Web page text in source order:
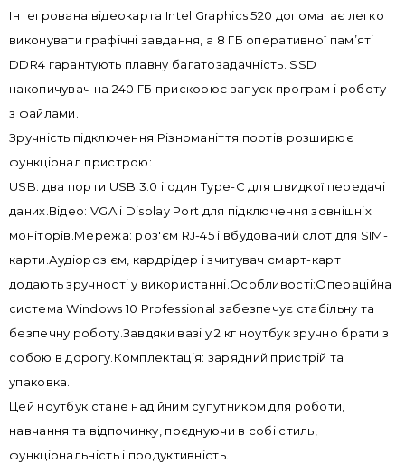
Інтегрована відеокарта Intel Graphics 520 допомагає легко
виконувати графічні завдання, а 8 ГБ оперативної пам’яті
DDR4 гарантують плавну багатозадачність. SSD
накопичувач на 240 ГБ прискорює запуск програм і роботу
з файлами.
Зручність підключення:Різноманіття портів розширює
функціонал пристрою:
USB: два порти USB 3.0 і один Type-C для швидкої передачі
даних.Відео: VGA і Display Port для підключення зовнішніх
моніторів.Мережа: роз'єм RJ-45 і вбудований слот для SIM-
карти.Аудіороз'єм, кардрідер і зчитувач смарт-карт
додають зручності у використанні.Особливості:Операційна
система Windows 10 Professional забезпечує стабільну та
безпечну роботу.Завдяки вазі у 2 кг ноутбук зручно брати з
собою в дорогу.Комплектація: зарядний пристрій та
упаковка.
Цей ноутбук стане надійним супутником для роботи,
навчання та відпочинку, поєднуючи в собі стиль,
функціональність і продуктивність.